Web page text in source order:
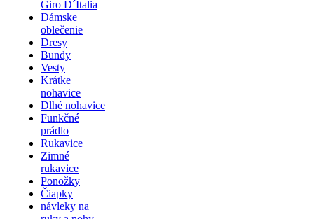
Giro D´Italia
Dámske
oblečenie
Dresy
Bundy
Vesty
Krátke
nohavice
Dlhé nohavice
Funkčné
prádlo
Rukavice
Zimné
rukavice
Ponožky
Čiapky
návleky na